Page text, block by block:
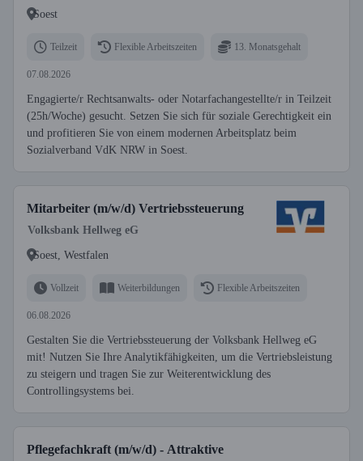
Soest
Teilzeit Flexible Arbeitszeiten 13. Monatsgehalt
07.08.2026
Engagierte/r Rechtsanwalts- oder Notarfachangestellte/r in Teilzeit
(25h/Woche) gesucht. Setzen Sie sich für soziale Gerechtigkeit ein
und profitieren Sie von einem modernen Arbeitsplatz beim
Sozialverband VdK NRW in Soest.
Mitarbeiter (m/w/d) Vertriebssteuerung
Volksbank Hellweg eG
Soest, Westfalen
Vollzeit Weiterbildungen Flexible Arbeitszeiten
06.08.2026
Gestalten Sie die Vertriebssteuerung der Volksbank Hellweg eG
mit! Nutzen Sie Ihre Analytikfähigkeiten, um die Vertriebsleistung
zu steigern und tragen Sie zur Weiterentwicklung des
Controllingsystems bei.
Pflegefachkraft (m/w/d) - Attraktive